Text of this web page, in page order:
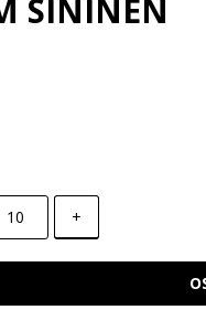
SININEN
+